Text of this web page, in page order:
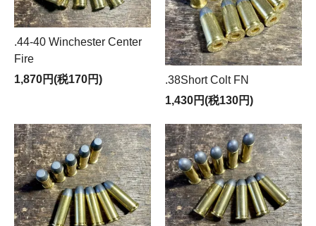
.44-40 Winchester Center
Fire
1,870円(税170円)
.38Short Colt FN
1,430円(税130円)